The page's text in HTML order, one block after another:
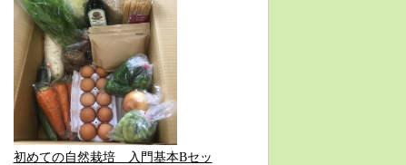
初めての自然栽培 入門基本Bセッ